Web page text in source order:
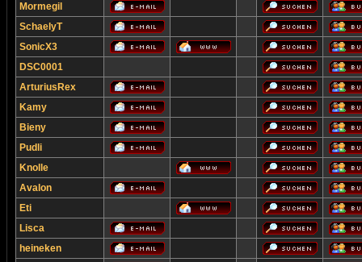
Mormegil
SchaelyT
SonicX3
DSC0001
ArturiusRex
Kamy
Bieny
Pudli
Knolle
Avalon
Eti
Lisca
heineken